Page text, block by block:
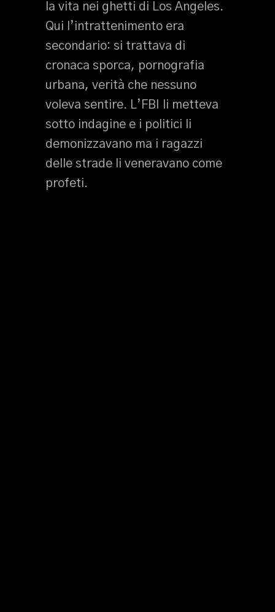
la vita nei ghetti di Los Angeles.
Qui l’intrattenimento era
secondario: si trattava di
cronaca sporca, pornografia
urbana, verità che nessuno
voleva sentire. L’FBI li metteva
sotto indagine e i politici li
demonizzavano ma i ragazzi
delle strade li veneravano come
profeti.